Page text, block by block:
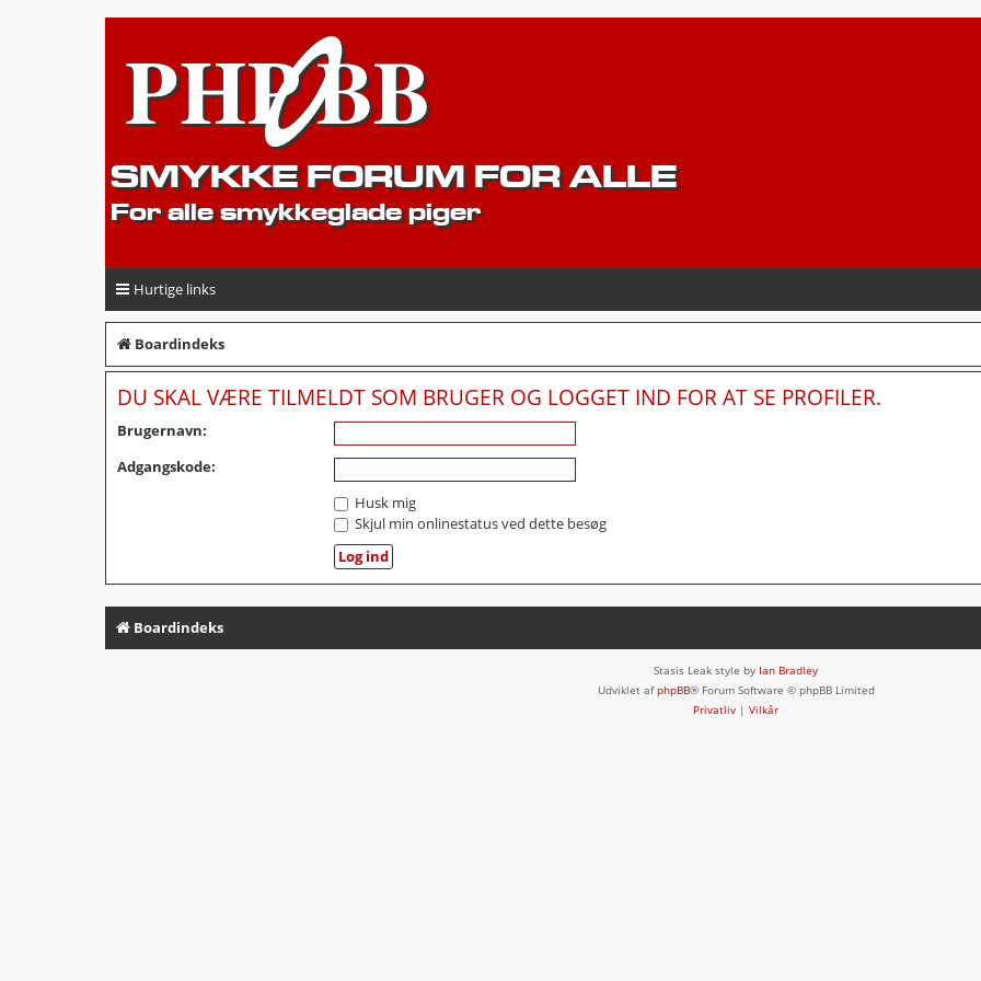
SMYKKE FORUM FOR ALLE
For alle smykkeglade piger
Hurtige links
Boardindeks
DU SKAL VÆRE TILMELDT SOM BRUGER OG LOGGET IND FOR AT SE PROFILER.
Brugernavn:
Adgangskode:
Husk mig
Skjul min onlinestatus ved dette besøg
Boardindeks
Stasis Leak style by Ian Bradley
Udviklet afphpBB® Forum Software © phpBB Limited
Privatliv | Vilkår